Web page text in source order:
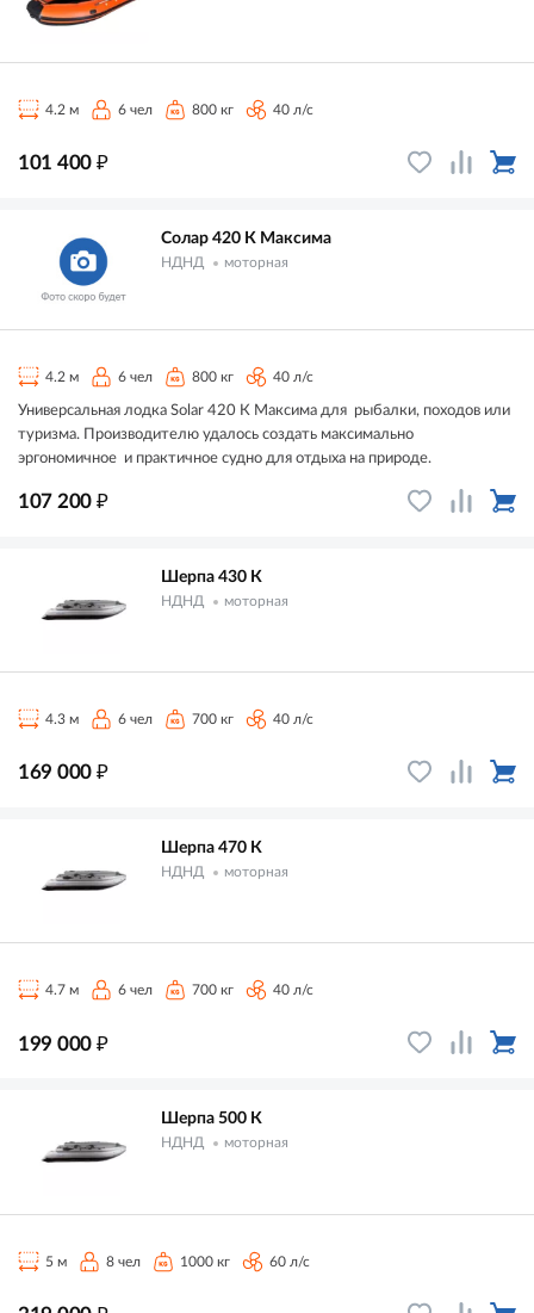
4.2 м 6 чел 800 кг 40 л/с
101 400 ₽
Солар 420 К Максима
НДНД моторная
4.2 м 6 чел 800 кг 40 л/с
Универсальная лодка Solar 420 К Максима для рыбалки, походов или
туризма. Производителю удалось создать максимально
эргономичное и практичное судно для отдыха на природе.
107 200 ₽
Шерпа 430 К
НДНД моторная
4.3 м 6 чел 700 кг 40 л/с
169 000 ₽
Шерпа 470 К
НДНД моторная
4.7 м 6 чел 700 кг 40 л/с
199 000 ₽
Шерпа 500 К
НДНД моторная
5 м 8 чел 1000 кг 60 л/с